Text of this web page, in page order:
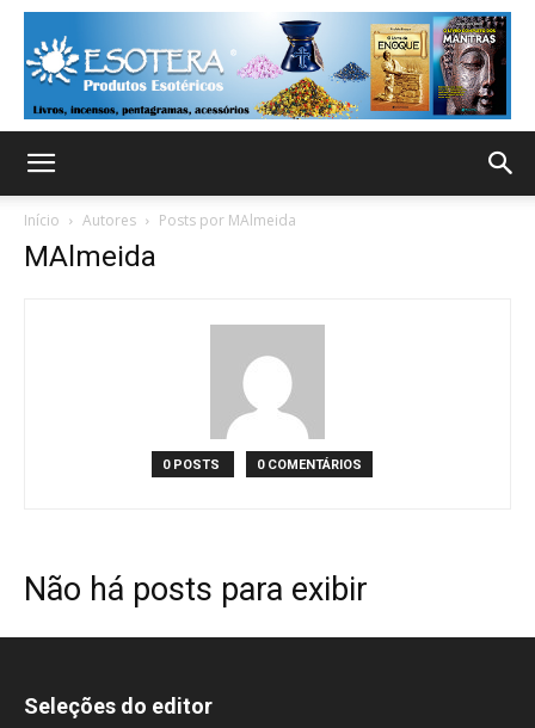
Início Autores Posts por MAlmeida
MAlmeida
0 POSTS 0 COMENTÁRIOS
Não há posts para exibir
Seleções do editor